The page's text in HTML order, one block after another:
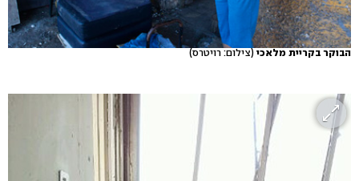
הבוקר בקריית מלאכי(צילום: רויטרס)